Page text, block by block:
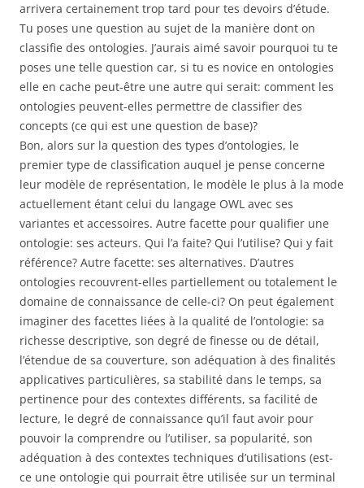
arrivera certainement trop tard pour tes devoirs d’étude.
Tu poses une question au sujet de la manière dont on
classifie des ontologies. J’aurais aimé savoir pourquoi tu te
poses une telle question car, si tu es novice en ontologies
elle en cache peut-être une autre qui serait: comment les
ontologies peuvent-elles permettre de classifier des
concepts (ce qui est une question de base)?
Bon, alors sur la question des types d’ontologies, le
premier type de classification auquel je pense concerne
leur modèle de représentation, le modèle le plus à la mode
actuellement étant celui du langage OWL avec ses
variantes et accessoires. Autre facette pour qualifier une
ontologie: ses acteurs. Qui l’a faite? Qui l’utilise? Qui y fait
référence? Autre facette: ses alternatives. D’autres
ontologies recouvrent-elles partiellement ou totalement le
domaine de connaissance de celle-ci? On peut également
imaginer des facettes liées à la qualité de l’ontologie: sa
richesse descriptive, son degré de finesse ou de détail,
l’étendue de sa couverture, son adéquation à des finalités
applicatives particulières, sa stabilité dans le temps, sa
pertinence pour des contextes différents, sa facilité de
lecture, le degré de connaissance qu’il faut avoir pour
pouvoir la comprendre ou l’utiliser, sa popularité, son
adéquation à des contextes techniques d’utilisations (est-
ce une ontologie qui pourrait être utilisée sur un terminal